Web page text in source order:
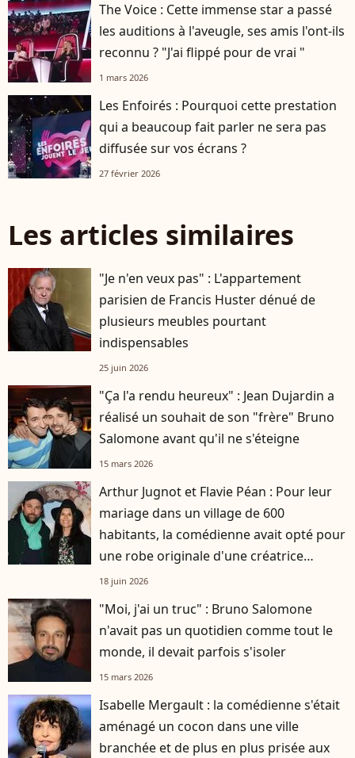
The Voice : Cette immense star a passé
les auditions à l'aveugle, ses amis l'ont-ils
reconnu ? "J'ai flippé pour de vrai "
1 mars 2026
Les Enfoirés : Pourquoi cette prestation
qui a beaucoup fait parler ne sera pas
diffusée sur vos écrans ?
27 février 2026
Les articles similaires
"Je n'en veux pas" : L'appartement
parisien de Francis Huster dénué de
plusieurs meubles pourtant
indispensables
25 juin 2026
"Ça l'a rendu heureux" : Jean Dujardin a
réalisé un souhait de son "frère" Bruno
Salomone avant qu'il ne s'éteigne
15 mars 2026
Arthur Jugnot et Flavie Péan : Pour leur
mariage dans un village de 600
habitants, la comédienne avait opté pour
une robe originale d'une créatrice
française
18 juin 2026
"Moi, j'ai un truc" : Bruno Salomone
n'avait pas un quotidien comme tout le
monde, il devait parfois s'isoler
15 mars 2026
Isabelle Mergault : la comédienne s'était
aménagé un cocon dans une ville
branchée et de plus en plus prisée aux